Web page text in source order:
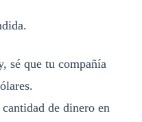
sé que tu compañía
de dinero en